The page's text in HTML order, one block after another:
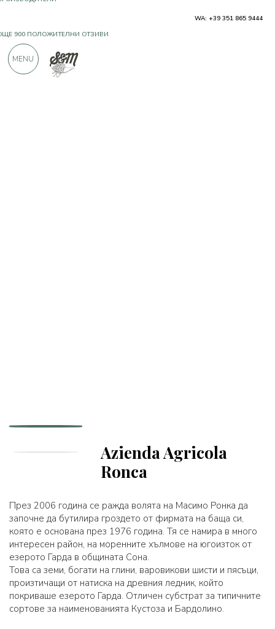
Azienda Agricola
Ronca
През 2006 година се ражда волята на Масимо Ронка да
започне да бутилира гроздето от фирмата на баща си,
която е основана през 1976 година. Тя се намира в много
интересен район, на моренните хълмове на югоизток от
езерото Гарда в общината Сона.
Това са земи, богати на глини, варовикови шисти и пясъци,
произтичащи от натиска на древния ледник, който
покриваше езерото Гарда. Отличен субстрат за типичните
сортове за наименованията Кустоза и Бардолино.
WA: +39 351 865 9444
MENU